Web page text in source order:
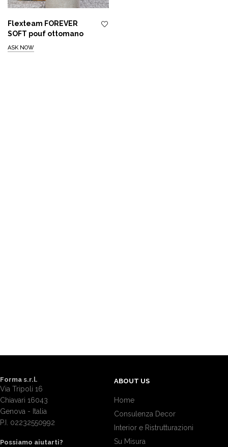
Flexteam FOREVER
SOFT pouf ottomano
ASK NOW
Forma s.r.l.
Via Tripoli 16
Chiavari 16043
Genova - Italia
P.I. 02232550992
Possiamo aiutarti?
ABOUT US
Home
Consulenza Decor
Interior e Ristrutturazioni
Su Misura